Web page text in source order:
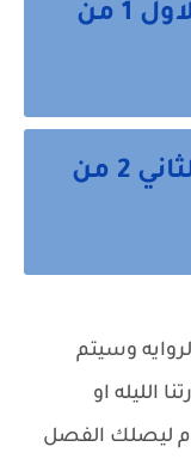
رواية ندم ولكن الفصل الاول 1 من
رواية ندم ولكن الفصل الثاني 2 من
وسيتم
الليله او
ليصلك الفصل